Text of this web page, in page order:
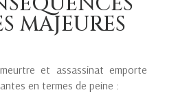
MAJEURES
et assassinat emporte
en termes de peine :